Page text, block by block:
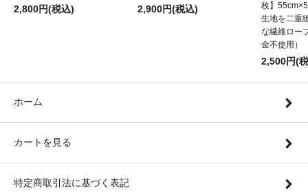
2,800円(税込) 2,900円(税込)
枚】
生地を二重
な繊維ロー
金不使用）
2,500円(
ホーム
カートを見る
特定商取引法に基づく表記